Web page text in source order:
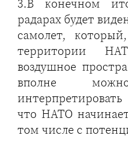
3.В конечном
радарах будет
самолет,
территории
воздушное
вполне
что НАТО
том числе с